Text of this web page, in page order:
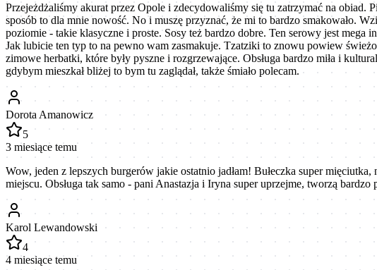
Przejeżdżaliśmy akurat przez Opole i zdecydowaliśmy się tu zatrzymać na obiad.
sposób to dla mnie nowość. No i muszę przyznać, że mi to bardzo smakowało.
poziomie - takie klasyczne i proste. Sosy też bardzo dobre. Ten serowy jest
Jak lubicie ten typ to na pewno wam zasmakuje. Tzatziki to znowu powiew
zimowe herbatki, które były pyszne i rozgrzewające. Obsługa bardzo miła i
gdybym mieszkał bliżej to bym tu zaglądał, także śmiało polecam.
Dorota Amanowicz
5
3 miesiące temu
Wow, jeden z lepszych burgerów jakie ostatnio jadłam! Bułeczka super
miejscu. Obsługa tak samo - pani Anastazja i Iryna super uprzejme, tworzą
Karol Lewandowski
4
4 miesiące temu